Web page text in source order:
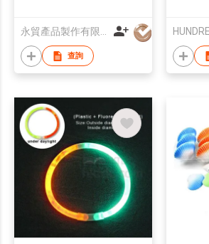
永貿產品製作有限公司
查詢